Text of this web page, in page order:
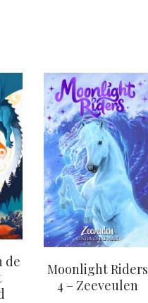
de
Moonlight Riders
4 – Zeeveulen